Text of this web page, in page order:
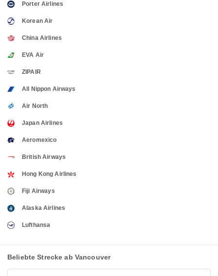
Porter Airlines
Korean Air
China Airlines
EVA Air
ZIPAIR
All Nippon Airways
Air North
Japan Airlines
Aeromexico
British Airways
Hong Kong Airlines
Fiji Airways
Alaska Airlines
Lufthansa
Beliebte Strecke ab Vancouver